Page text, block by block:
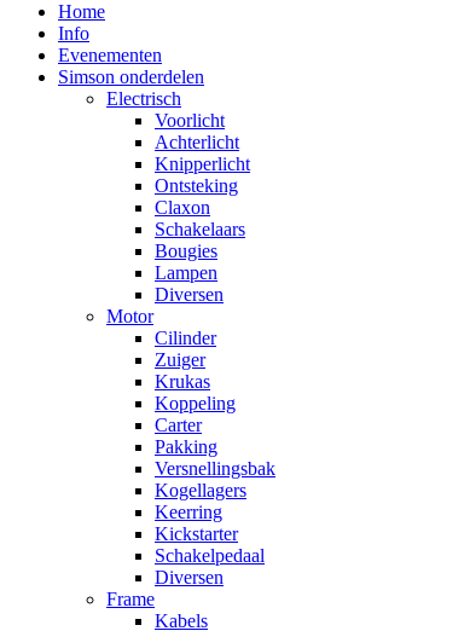
Home
Info
Evenementen
Simson onderdelen
Electrisch
Voorlicht
Achterlicht
Knipperlicht
Ontsteking
Claxon
Schakelaars
Bougies
Lampen
Diversen
Motor
Cilinder
Zuiger
Krukas
Koppeling
Carter
Pakking
Versnellingsbak
Kogellagers
Keerring
Kickstarter
Schakelpedaal
Diversen
Frame
Kabels